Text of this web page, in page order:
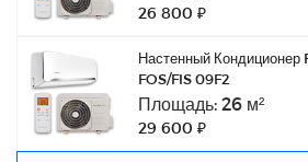
26 800 ₽
Настенный
FOS/FIS 09F2
Площадь: 26 м²
29 600 ₽